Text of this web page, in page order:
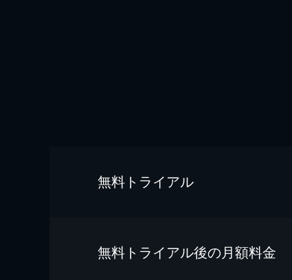
無料トライアル
無料トライアル後の⽉額料金